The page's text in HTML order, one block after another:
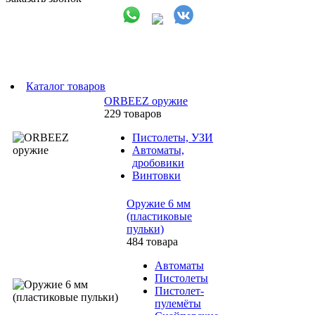
Каталог товаров
ORBEEZ оружие
229 товаров
Пистолеты, УЗИ
Автоматы,
дробовики
Винтовки
Оружие 6 мм
(пластиковые
пульки)
484 товара
Автоматы
Пистолеты
Пистолет-
пулемёты